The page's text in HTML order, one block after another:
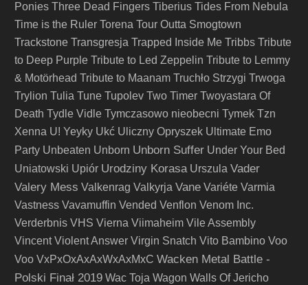
Ponies Three Dead Fingers Tiberius Tides From Nebula
Time is the Ruler Torena Tour Outta Smogtown
Trackstone Transgresja Trapped Inside Me Tribbs Tribute
to Deep Purple Tribute to Led Zeppelin Tribute to Lemmy
& Motörhead Tribute to Maanam Truchło Strzygi Trwoga
Trylion Tulia Tune Tupolev Two Timer Twoyastara Of
Death Tydle Vidle Tymczasowo nieobecni Tymek Tzn
Xenna U! Yeyky Ukć Uliczny Opryszek Ultimate Emo
Party Unbeaten Unborn Unborn Suffer Under Your Bed
Uniatowski Upiór Urodziny Korasa Urszula Vader
Valery Mess Valkenrag Valkyrja Vane Variéte Varmia
Vastness Vavamuffin Vended Venflon Venom Inc.
Verderbnis VHS Vierna Viimaheim Vile Assembly
Vincent Violent Answer Virgin Snatch Vito Bambino Voo
Voo VxPxOxAxAxWxAxMxC Wacken Metal Battle -
Polski Finał 2019 Wac Toja Wagon Walls Of Jericho